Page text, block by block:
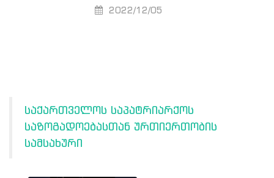
2022/12/05
საქართველოს საპატრიარქოს
საზოგადოებასთან ურთიერთობის
სამსახური